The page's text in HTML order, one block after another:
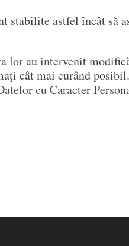
stabilite astfel încât să
lor au intervenit
cât mai curând
cu Caracter